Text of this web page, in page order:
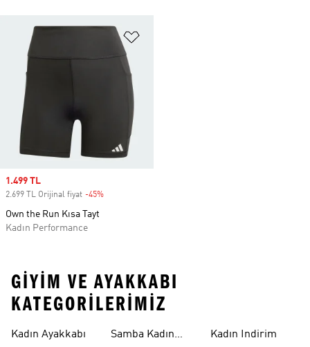
Sale price
1.499 TL
2.699 TL Orijinal fiyat -45%
Own the Run Kısa Tayt
Kadın Performance
GIYIM VE AYAKKABI
KATEGORILERIMIZ
Kadın Ayakkabı
Samba Kadın
Kadın Indirim